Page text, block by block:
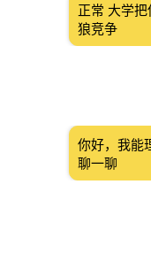
正常 大学
狼竞争
你好，我能
聊一聊